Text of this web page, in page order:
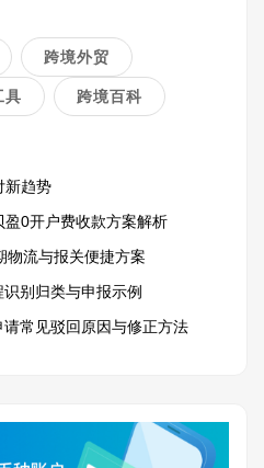
跨境外贸
具 跨境百科
新趋势
0开户费收款方案解析
物流与报关便捷方案
别归类与申报示例
常见驳回原因与修正方法